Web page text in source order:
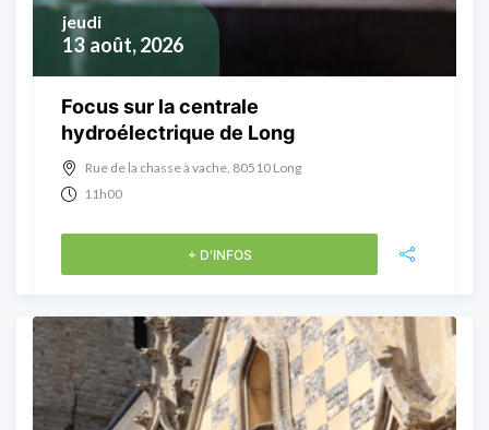
13 août, 2026
jeudi
Focus sur la centrale
hydroélectrique de Long
Rue de la chasse à vache, 80510 Long
11h00
+ D'INFOS